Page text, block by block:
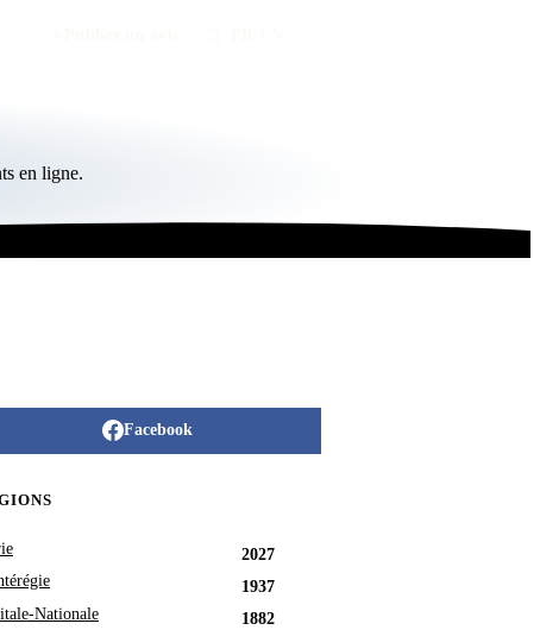
en ligne.
Facebook
2027
1937
Nationale
1882